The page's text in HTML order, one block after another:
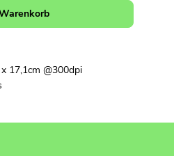
17,1cm @300dpi